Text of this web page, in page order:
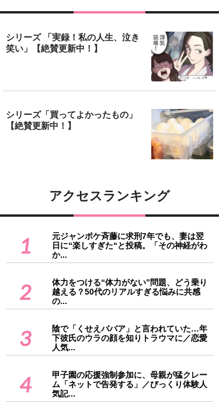
シリーズ 「実録！私の人生、泣き
笑い」【絶賛更新中！】
シリーズ「買ってよかったもの」
【絶賛更新中！】
アクセスランキング
1
元ジャンポケ斉藤に求刑7年でも、妻は翌
日に“楽しすぎた“と投稿。「その神経がわ
か...
2
体力をつける“体力がない”問題、どう乗り
越える？50代のリアルすぎる悩みに共感
の...
3
陰で「くせえババア」と言われていた…年
下彼氏のウラの顔を知りトラウマに／恋愛
人気...
4
甲子園の応援強制参加に、母親が猛クレー
ム「ネットで告発する」／びっくり体験人
気記...